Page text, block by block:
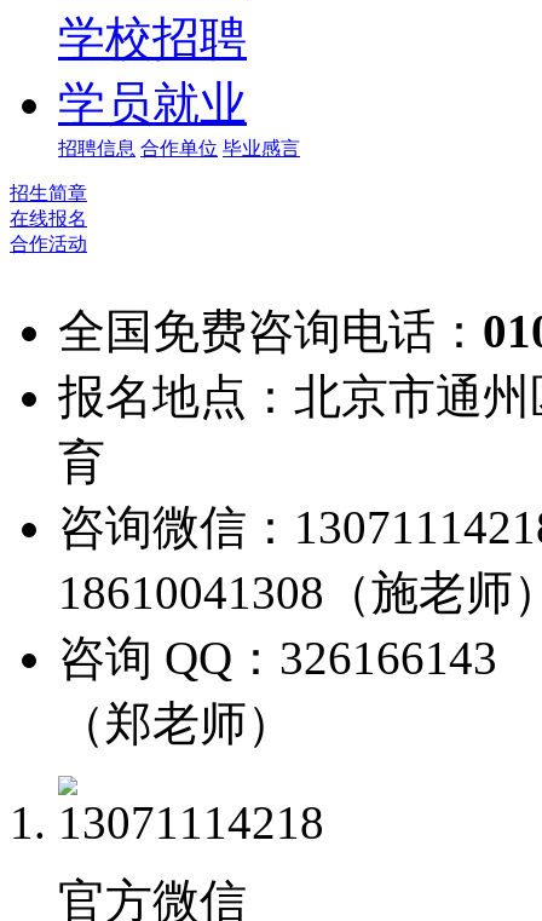
学校招聘
学员就业
招聘信息 合作单位 毕业感言
招生简章
在线报名
合作活动
全国免费咨询电话：
报名地点：北京市通
育
咨询微信：
18610041308（施老师
咨询 QQ：
（郑老师）
官方微信